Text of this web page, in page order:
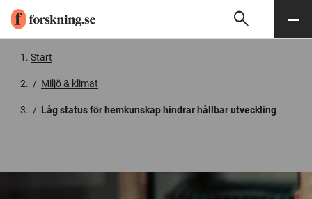
Söksearch Meny
Start
/ Miljö & klimat
/ Låg status för hemkunskap hindrar hållbar utveckling